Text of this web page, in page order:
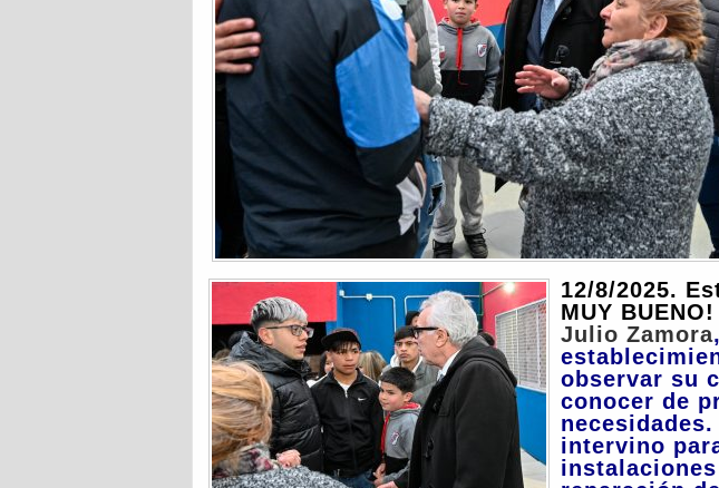
12/8/2025.
MUY BUENO!
Julio Zamora
observar su
conocer de
intervino